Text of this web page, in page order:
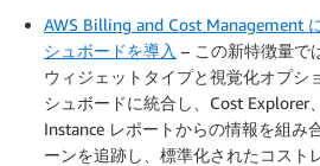
AWS Billing and Cost Management
シュボードを導入 – この新特徴量で
ウィジェットタイプと視覚化オプシ
シュボードに統合し、Cost Explorer
Instance レポートからの情報を組み
ーンを追跡し、標準化されたコスト